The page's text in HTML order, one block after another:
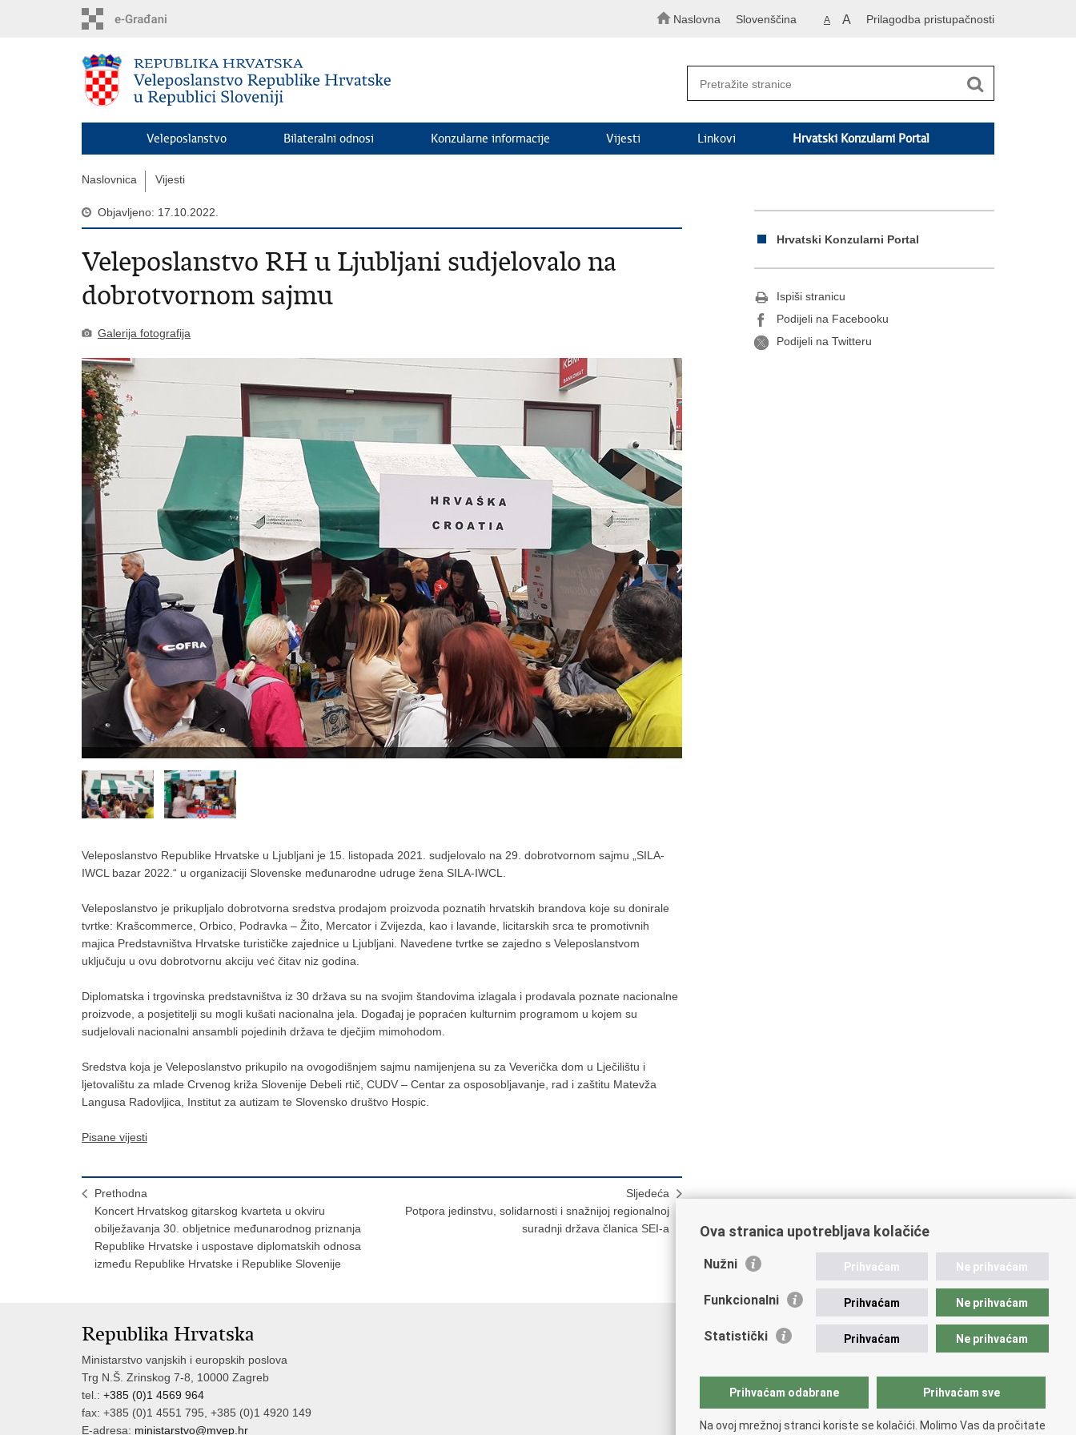
Naslovna Slovenščina A A Prilagodba pristupačnosti
Veleposlanstvo Bilateralni odnosi Konzularne informacije Vijesti Linkovi Hrvatski Konzularni Portal
Naslovnica Vijesti
Objavljeno: 17.10.2022.
Veleposlanstvo RH u Ljubljani sudjelovalo na
dobrotvornom sajmu
Galerija fotografija
Veleposlanstvo Republike Hrvatske u Ljubljani je 15. listopada 2021. sudjelovalo na 29. dobrotvornom sajmu „SILA-
IWCL bazar 2022.“ u organizaciji Slovenske međunarodne udruge žena SILA-IWCL.­
Veleposlanstvo je prikupljalo dobrotvorna sredstva prodajom proizvoda poznatih hrvatskih brandova koje su donirale
tvrtke: Krašcommerce, Orbico, Podravka – Žito, Mercator i Zvijezda, kao i lavande, licitarskih srca te promotivnih
majica Predstavništva Hrvatske turističke zajednice u Ljubljani. Navedene tvrtke se zajedno s Veleposlanstvom
uključuju u ovu dobrotvornu akciju već čitav niz godina.
Diplomatska i trgovinska predstavništva iz 30 država su na svojim štandovima izlagala i prodavala poznate nacionalne
proizvode, a posjetitelji su mogli kušati nacionalna jela. Događaj je popraćen kulturnim programom u kojem su
sudjelovali nacionalni ansambli pojedinih država te dječjim mimohodom.
Sredstva koja je Veleposlanstvo prikupilo na ovogodišnjem sajmu namijenjena su za Veverička dom u Lječilištu i
ljetovalištu za mlade Crvenog križa Slovenije Debeli rtič, CUDV – Centar za osposobljavanje, rad i zaštitu Matevža
Langusa Radovljica, Institut za autizam te Slovensko društvo Hospic.
Pisane vijesti
Prethodna
Koncert Hrvatskog gitarskog kvarteta u okviru
obilježavanja 30. obljetnice međunarodnog priznanja
Republike Hrvatske i uspostave diplomatskih odnosa
između Republike Hrvatske i Republike Slovenije
Sljedeća
Potpora jedinstvu, solidarnosti i snažnijoj regionalnoj
suradnji država članica SEI-a
Hrvatski Konzularni Portal
Ispiši stranicu
Podijeli na Facebooku
Podijeli na Twitteru
Republika Hrvatska
Ministarstvo vanjskih i europskih poslova
Trg N.Š. Zrinskog 7-8, 10000 Zagreb
tel.: +385 (0)1 4569 964
fax: +385 (0)1 4551 795, +385 (0)1 4920 149
E-adresa: ministarstvo@mvep.hr
Ova stranica upotrebljava kolačiće
Nužni Prihvaćam Ne prihvaćam
Funkcionalni Prihvaćam Ne prihvaćam
Statistički Prihvaćam Ne prihvaćam
Prihvaćam odabrane Prihvaćam sve
Na ovoj mrežnoj stranci koriste se kolačići. Molimo Vas da pročitate